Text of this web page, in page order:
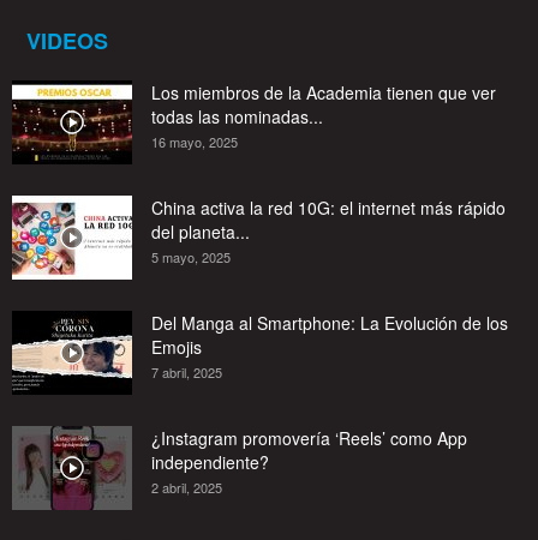
VIDEOS
Los miembros de la Academia tienen que ver
todas las nominadas...
16 mayo, 2025
China activa la red 10G: el internet más rápido
del planeta...
5 mayo, 2025
Del Manga al Smartphone: La Evolución de los
Emojis
7 abril, 2025
¿Instagram promovería ‘Reels’ como App
independiente?
2 abril, 2025